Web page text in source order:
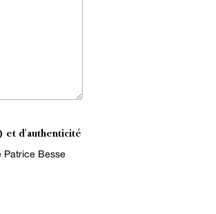
et d'authenticité
Patrice Besse